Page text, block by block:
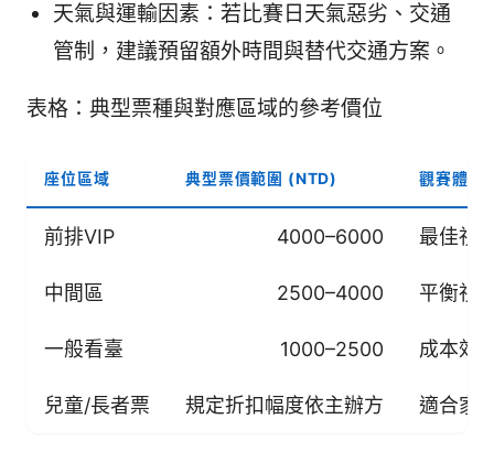
天氣與運輸因素：若比賽日天氣惡劣、交通
管制，建議預留額外時間與替代交通方案。
表格：典型票種與對應區域的參考價位
座位區域 典型票價範圍 (NTD) 觀賽體驗
前排VIP 4000–6000 最佳視
中間區 2500–4000 平衡視
一般看臺 1000–2500 成本效
兒童/長者票 規定折扣幅度依主辦方 適合家